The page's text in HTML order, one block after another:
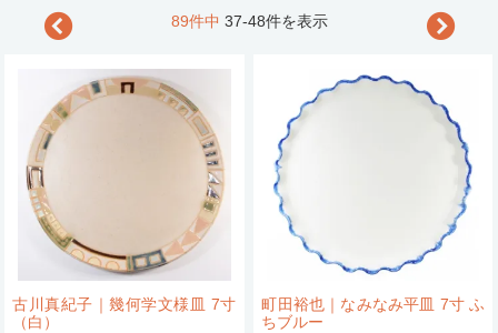
89件中 37-48件を表示
古川真紀子｜幾何学文様皿 7寸
（白）
町田裕也｜なみなみ平皿 7寸 ふ
ちブルー